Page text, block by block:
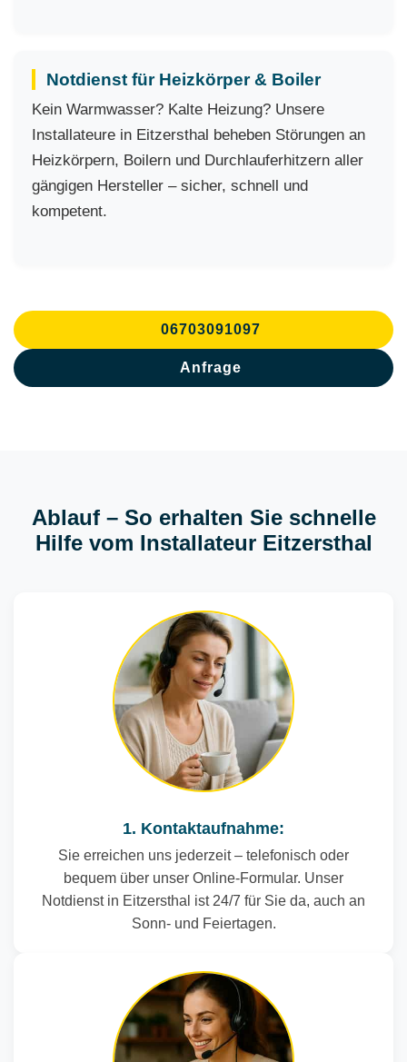
Notdienst für Heizkörper & Boiler
Kein Warmwasser? Kalte Heizung? Unsere
Installateure in Eitzersthal beheben Störungen an
Heizkörpern, Boilern und Durchlauferhitzern aller
gängigen Hersteller – sicher, schnell und
kompetent.
06703091097
Anfrage
Ablauf – So erhalten Sie schnelle
Hilfe vom Installateur Eitzersthal
1. Kontaktaufnahme:
Sie erreichen uns jederzeit – telefonisch oder
bequem über unser Online-Formular. Unser
Notdienst in Eitzersthal ist 24/7 für Sie da, auch an
Sonn- und Feiertagen.